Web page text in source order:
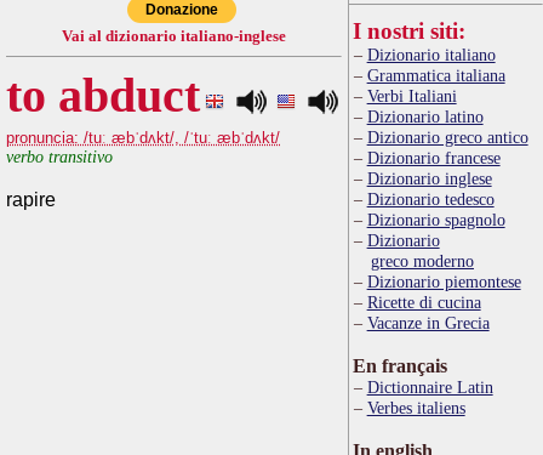
Donazione
Vai al dizionario italiano-inglese
to abduct
pronuncia: /tuː æbˈdʌkt/, /ˈtuː æbˈdʌkt/
verbo transitivo
rapire
I nostri siti:
Dizionario italiano
Grammatica italiana
Verbi Italiani
Dizionario latino
Dizionario greco antico
Dizionario francese
Dizionario inglese
Dizionario tedesco
Dizionario spagnolo
Dizionario
greco moderno
Dizionario piemontese
Ricette di cucina
Vacanze in Grecia
En français
Dictionnaire Latin
Verbes italiens
In english